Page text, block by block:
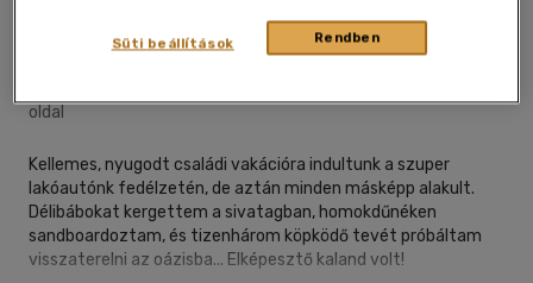
oldal
Kellemes, nyugodt családi vakációra indultunk a szuper
lakóautónk fedélzetén, de aztán minden másképp alakult.
Délibábokat kergettem a sivatagban, homokdűnéken
sandboardoztam, és tizenhárom köpködő tevét próbáltam
visszaterelni az oázisba... Elképesztő kaland volt!
Rendben
Süti beállítások